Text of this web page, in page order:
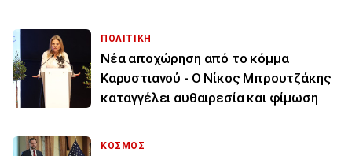
ΠΟΛΙΤΙΚΗ
Νέα αποχώρηση από το κόμμα
Καρυστιανού - Ο Νίκος Μπρουτζάκης
καταγγέλει αυθαιρεσία και φίμωση
ΚΟΣΜΟΣ